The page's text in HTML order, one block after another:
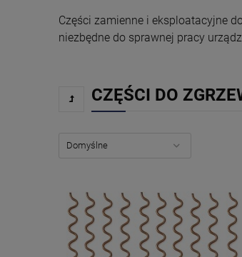
Części zamienne i eksploatacyjne
niezbędne do sprawnej pracy
CZĘŚCI DO